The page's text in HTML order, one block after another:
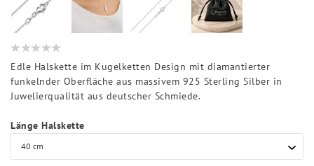
Edle Halskette im Kugelketten Design mit diamantierter
funkelnder Oberfläche aus massivem 925 Sterling Silber in
Juwelierqualität aus deutscher Schmiede.
Länge Halskette